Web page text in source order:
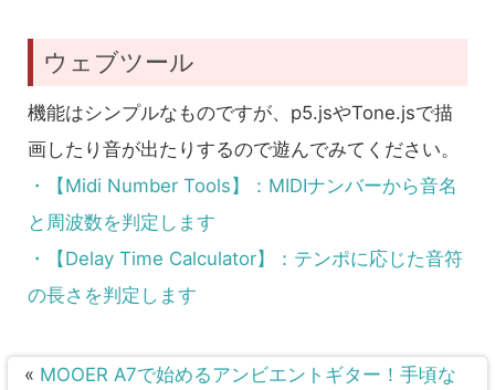
ウェブツール
機能はシンプルなものですが、p5.jsやTone.jsで描
画したり音が出たりするので遊んでみてください。
・【Midi Number Tools】：MIDIナンバーから音名
と周波数を判定します
・【Delay Time Calculator】：テンポに応じた音符
の長さを判定します
« MOOER A7で始めるアンビエントギター！手頃な